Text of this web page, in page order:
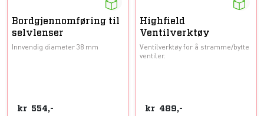
Bordgjennomføring til
selvlenser
Innvendig diameter 38 mm
kr 554,-
Highfield
Ventilverktøy
Ventilverktøy for å stramme/bytte
ventiler.
kr 489,-